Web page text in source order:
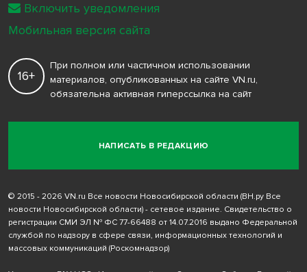
НАПИСАТЬ В РЕДАКЦИЮ
16+
При полном или частичном использовании
материалов, опубликованных на сайте VN.ru,
обязательна активная гиперссылка на сайт
© 2015 - 2026 VN.ru Все новости Новосибирской области (ВН.ру Все
новости Новосибирской области) - сетевое издание. Свидетельство о
регистрации СМИ ЭЛ № ФС 77-66488 от 14.07.2016 выдано Федеральной
службой по надзору в сфере связи, информационных технологий и
массовых коммуникаций (Роскомнадзор)
Включить уведомления
Мобильная версия сайта